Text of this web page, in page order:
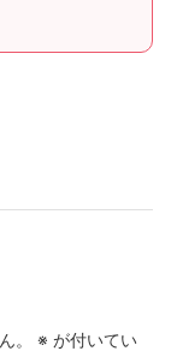
。 ※ が付いてい